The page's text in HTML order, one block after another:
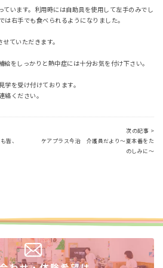
ています。利用時には自助具を使用して左手のみでし
右手でも食べられるようになりました。
ていただきます。
をしっかりと熱中症には十分お気を付け下さい。
を受け付けております。
絡ください。
皆、
次の記事 >
ケアプラス今治 介護員だより～夏本番をた
のしみに～